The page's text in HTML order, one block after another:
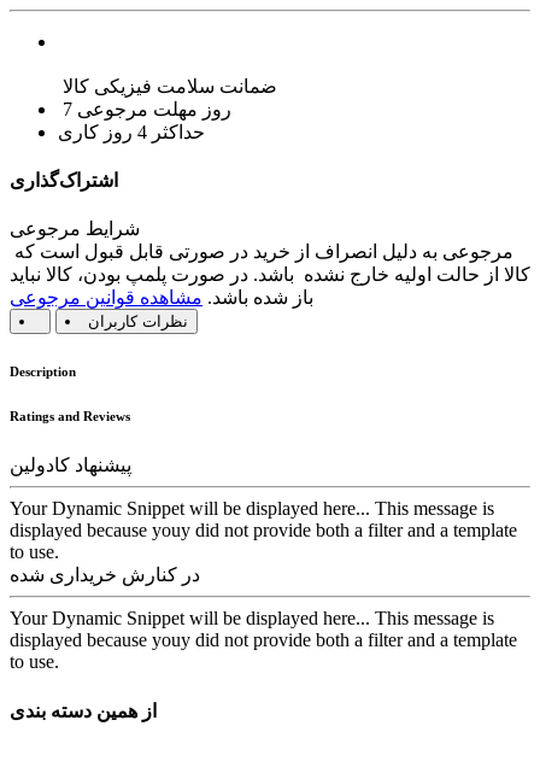
ضمانت سلامت فیزیکی کالا
7 روز مهلت مرجوعی
حداکثر 4 روز کاری
اشتراک‌گذاری
شرایط مرجوعی
کالا از حالت اولیه خارج نشده باشد. در صورت پلمپ بودن، کالا نباید
باز شده باشد. مشاهده قوانین مرجوعی
نظرات کاربران
Description
Ratings and Reviews
پیشنهاد کادولین
Your Dynamic Snippet will be displayed here... This message is
displayed because youy did not provide both a filter and a template
to use.
در کنارش خریداری شده
Your Dynamic Snippet will be displayed here... This message is
displayed because youy did not provide both a filter and a template
to use.
از همین دسته بندی